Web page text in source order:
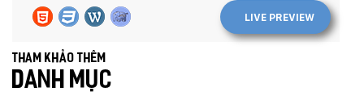
LIVE PREVIEW
Tham khảo thêm
DANH MỤC